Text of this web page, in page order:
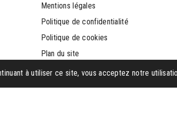
Mentions légales
Politique de confidentialité
Politique de cookies
Plan du site
à utiliser ce site, vous acceptez notre